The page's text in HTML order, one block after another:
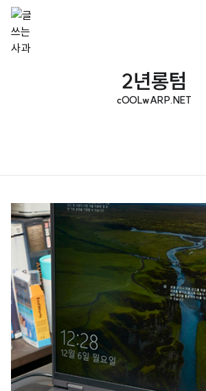
2년롱텀
cOOLwARP.NET